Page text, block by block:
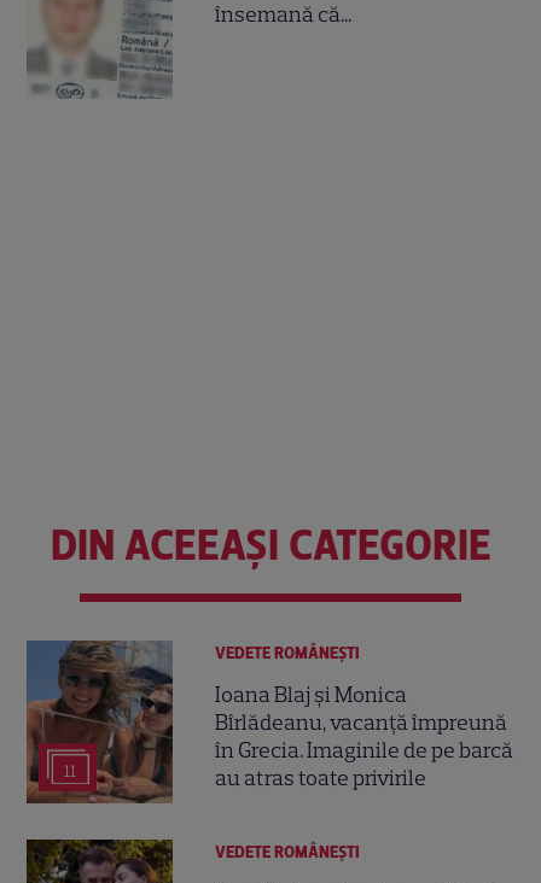
însemană că...
DIN ACEEAȘI CATEGORIE
11
VEDETE ROMÂNEŞTI
Ioana Blaj și Monica
Bîrlădeanu, vacanță împreună
în Grecia. Imaginile de pe barcă
au atras toate privirile
VEDETE ROMÂNEŞTI